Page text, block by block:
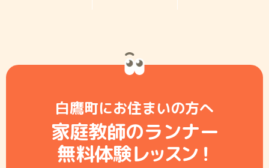
白鷹町にお住まいの方へ
家庭教師のランナー
無料体験レッスン！